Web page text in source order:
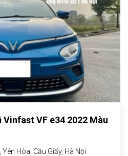
Vinfast VF e34 2022 Màu
Hòa, Cầu Giấy, Hà Nội